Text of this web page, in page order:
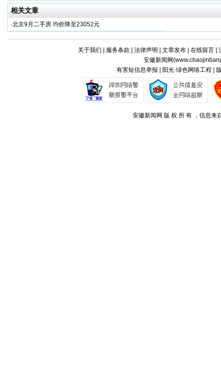
相关文章
·北京9月二手房 均价降至23052元
关于我们 服务条款 法律声明 文章发布| 在线留言|
安徽新闻网(
有害短信息举报 | 阳光·绿色网络工程 |
安徽新闻网 版 权 所 有 ，信息